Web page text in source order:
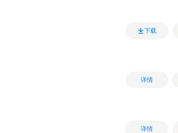
下载
详情
详情